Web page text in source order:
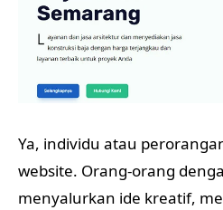
Ya, individu atau
website. Orang-orang
menyalurkan ide kreatif,